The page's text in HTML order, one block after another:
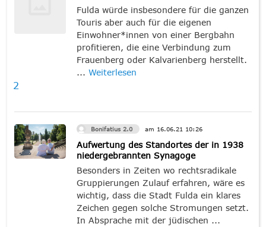
Fulda würde insbesondere für die ganzen
Touris aber auch für die eigenen
Einwohner*innen von einer Bergbahn
profitieren, die eine Verbindung zum
Frauenberg oder Kalvarienberg herstellt.
... Weiterlesen
2
Bonifatius 2.0 am 16.06.21 10:26
Aufwertung des Standortes der in 1938
niedergebrannten Synagoge
Besonders in Zeiten wo rechtsradikale
Gruppierungen Zulauf erfahren, wäre es
wichtig, dass die Stadt Fulda ein klares
Zeichen gegen solche Stromungen setzt.
In Absprache mit der jüdischen ...